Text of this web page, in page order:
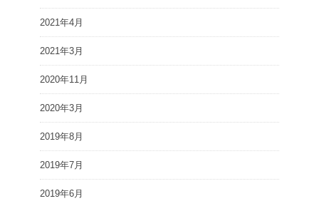
2021年4月
2021年3月
2020年11月
2020年3月
2019年8月
2019年7月
2019年6月